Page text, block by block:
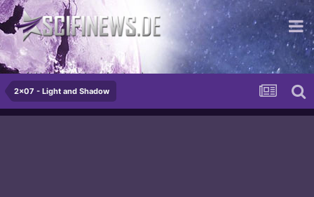
mit Hubschraubern im Arsch
2x07 - Light and Shadow